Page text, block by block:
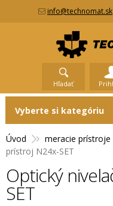
info@technomat.sk
Hľadať
Úvod meracie prístroje
prístroj N24x-SET
Optický
SET
Vyberte si kategóriu